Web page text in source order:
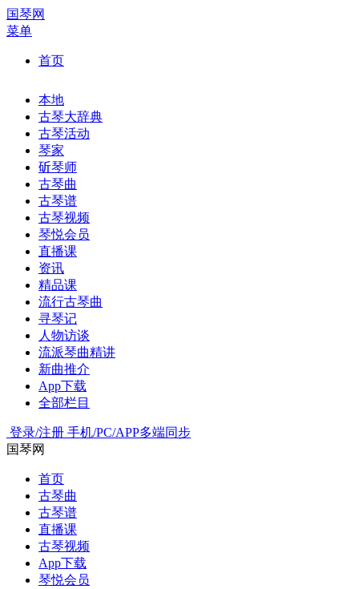
国琴网
菜单
首页
本地
古琴大辞典
古琴活动
琴家
斫琴师
古琴曲
古琴谱
古琴视频
琴悦会员
直播课
资讯
精品课
流行古琴曲
寻琴记
人物访谈
流派琴曲精讲
新曲推介
App下载
全部栏目
登录/注册 手机/PC/APP多端同步
国琴网
首页
古琴曲
古琴谱
直播课
古琴视频
App下载
琴悦会员